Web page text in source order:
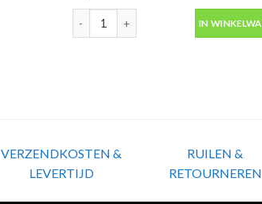
Outline Silver M1100 marker acrylic
IN
VERZENDKOSTEN &
LEVERTIJD
RUILEN &
RETOURNEREN